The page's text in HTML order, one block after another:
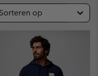
Sorteren op